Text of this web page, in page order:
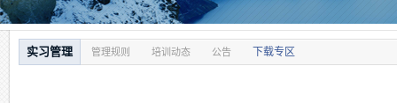
实习管理 管理规则 培训动态 公告 下载专区